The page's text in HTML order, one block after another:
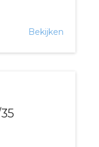
Bekijken